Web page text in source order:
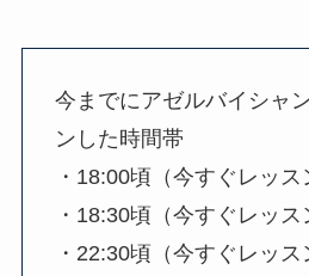
今までにアゼルバイシャ
ンした時間帯
・18:00頃（今すぐレッス
・18:30頃（今すぐレッス
・22:30頃（今すぐレッス